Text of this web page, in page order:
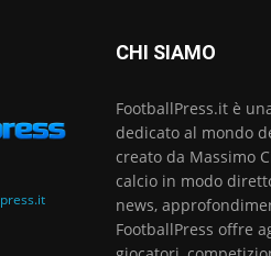
CHI SIAMO
FootballPress.it è
dedicato al mondo
creato da Massimo
calcio in modo
news,
FootballPress offre